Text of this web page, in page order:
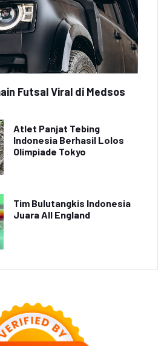
Futsal Viral di Medsos
Atlet Panjat Tebing
Indonesia Berhasil Lolos
Olimpiade Tokyo
Tim Bulutangkis Indonesia
Juara All England